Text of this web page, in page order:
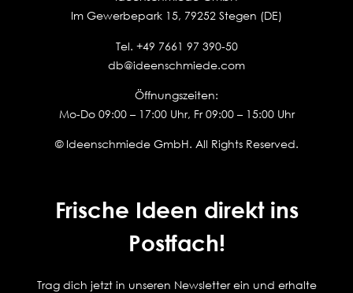
Im Gewerbepark 15, 79252 Stegen (DE)
Tel. +49 7661 97 390-50
db@ideenschmiede.com
Öffnungszeiten:
Mo-Do 09:00 – 17:00 Uhr, Fr 09:00 – 15:00 Uhr
© Ideenschmiede GmbH. All Rights Reserved.
Frische Ideen direkt ins
Postfach!
Trag dich jetzt in unseren Newsletter ein und erhalte